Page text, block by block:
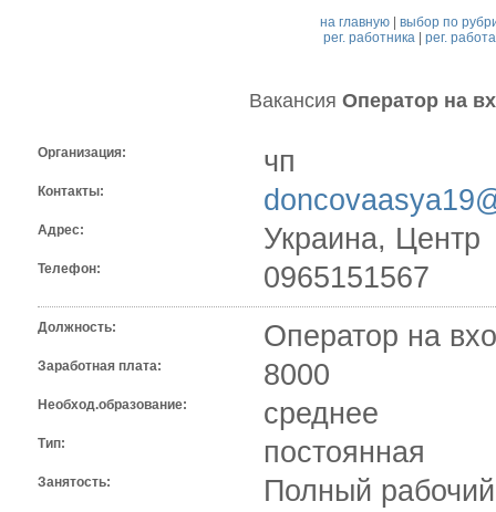
на главную |выбор по
рег. работника| рег.
ВакансияОператор на
Организация: чп
Контакты:
Адрес: Украина, Центр
Телефон: 0965151567
Должность: Оператор на
Заработная плата: 8000
Необход.образование: среднее
Тип: постоянная
Занятость: Полный